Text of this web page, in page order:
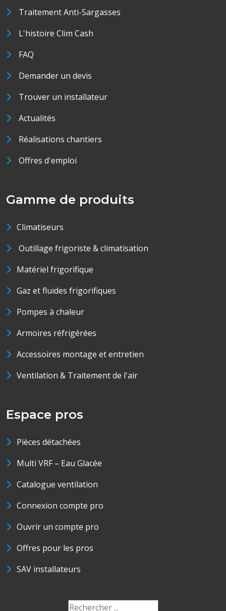
Traitement Anti-Sargasses
L'histoire Clim Cash
FAQ
Demander un devis
Trouver un installateur
Actualités
Réalisations chantiers
Offres d'emploi
Gamme de produits
Climatiseurs
Outillage frigoriste & climatisation
Matériel frigorifique
Gaz et fluides frigorifiques
Pompes à chaleur
Armoires réfrigérées
Accessoires montage et entretien
Ventilation & Traitement de l'air
Espace pros
Pièces détachées
Multi VRF – Eau Glacée
Catalogue ventilation
Connexion compte pro
Ouvrir un compte pro
Offres pour les pros
SAV installateurs